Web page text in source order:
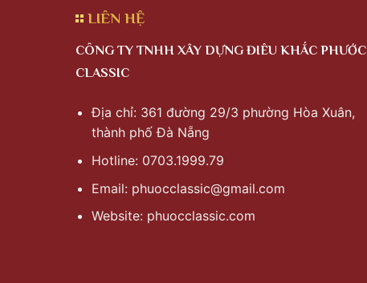
LIÊN HỆ
CÔNG TY TNHH XÂY DỰNG ĐIÊU KHẮC PHƯỚC
CLASSIC
Địa chỉ: 361 đường 29/3 phường Hòa Xuân,
thành phố Đà Nẵng
Hotline: 0703.1999.79
Email: phuocclassic@gmail.com
Website: phuocclassic.com